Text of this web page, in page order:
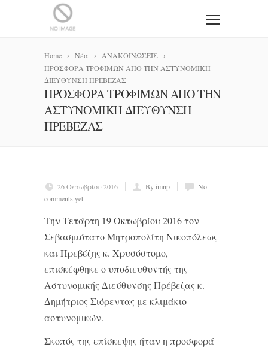
Home Νέα
ΑΝΑΚΟΙΝΩΣΕΙΣ
ΠΡΟΣΦΟΡΑ ΤΡΟΦΙΜΩΝ ΑΠΟ ΤΗΝ ΑΣΤΥΝΟΜΙΚΗ
ΔΙΕΥΘΥΝΣΗ ΠΡΕΒΕΖΑΣ
ΠΡΟΣΦΟΡΑ ΤΡΟΦΙΜΩΝ ΑΠΟ ΤΗΝ
ΑΣΤΥΝΟΜΙΚΗ ΔΙΕΥΘΥΝΣΗ
ΠΡΕΒΕΖΑΣ
26 Οκτωβρίου 2016 By imnp
No
comments yet
Την Τετάρτη 19 Οκτωβρίου 2016 τον
Σεβασμιότατο Μητροπολίτη Νικοπόλεως
και Πρεβέζης κ. Χρυσόστομο,
επισκέφθηκε ο υποδιευθυντής της
Αστυνομικής Διεύθυνσης Πρέβεζας κ.
Δημήτριος Σιόρεντας με κλιμάκιο
αστυνομικών.
Σκοπός της επίσκεψης ήταν η προσφορά